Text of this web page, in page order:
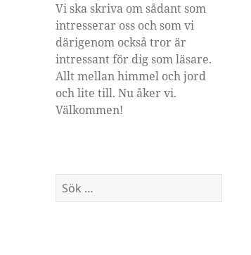
Vi ska skriva om sådant som
intresserar oss och som vi
därigenom också tror är
intressant för dig som läsare.
Allt mellan himmel och jord
och lite till. Nu åker vi.
Välkommen!
Sök
efter: